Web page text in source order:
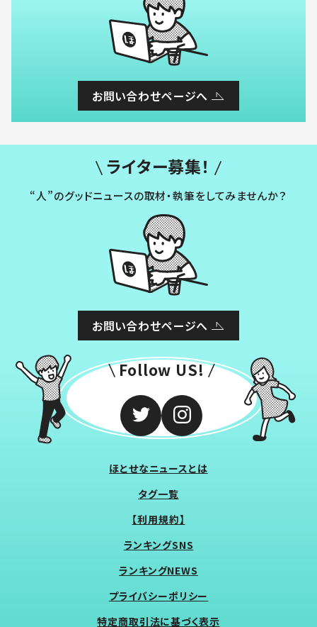
お問い合わせページへ
ライター募集！
“人”のグッドニュースの取材・執筆をしてみませんか？
お問い合わせページへ
Follow US!
ほとせなニュースとは
タグ一覧
【利用規約】
ランキングSNS
ランキングNEWS
プライバシーポリシー
特定商取引法に基づく表示